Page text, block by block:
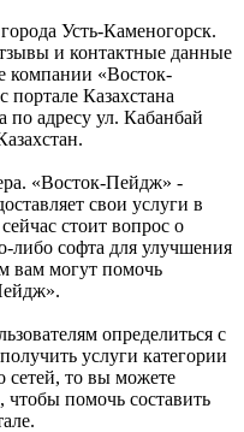
Усть-Каменогорск.
и контактные данные
компании «Восток-
Казахстана
по адресу ул. Кабанбай
«Восток-Пейдж» -
свои услуги в
стоит вопрос о
либо софта для улучшения
вам могут помочь
определиться с
услуги категории
сетей, то вы можете
помочь составить